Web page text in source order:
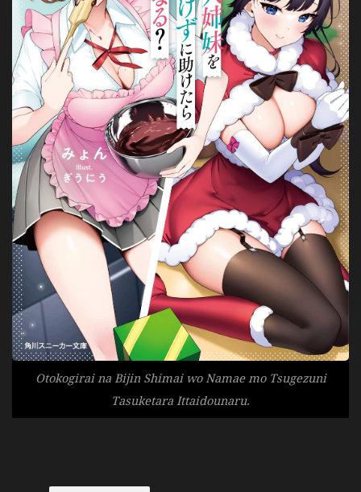
Otokogirai na Bijin Shimai wo Namae mo Tsugezuni
Tasuketara Ittaidounaru.